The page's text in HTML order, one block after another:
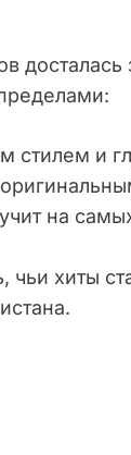
стилем и
на
хиты